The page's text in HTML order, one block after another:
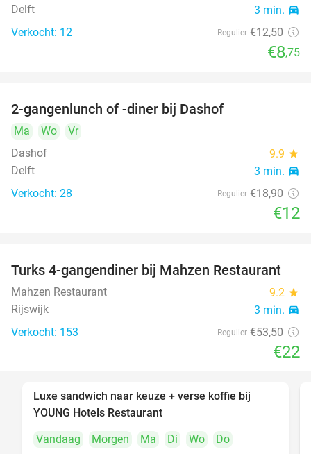
Delft 3 min. directions_car
Verkocht: 12 Regulier €12,50
€8,75
2-gangenlunch of -diner bij Dashof
Ma Wo
Vr
Dashof
9.9 star
Delft 3 min. directions_car
Verkocht: 28 Regulier €18,90
€12
59%
Turks 4-gangendiner bij Mahzen Restaurant
Mahzen Restaurant 9.2 star
Rijswijk 3 min. directions_car
Verkocht: 153 Regulier €53,50
€22
Luxe sandwich naar keuze + verse koffie bij
YOUNG Hotels Restaurant
Vandaag
Morgen Ma Di Wo
Do